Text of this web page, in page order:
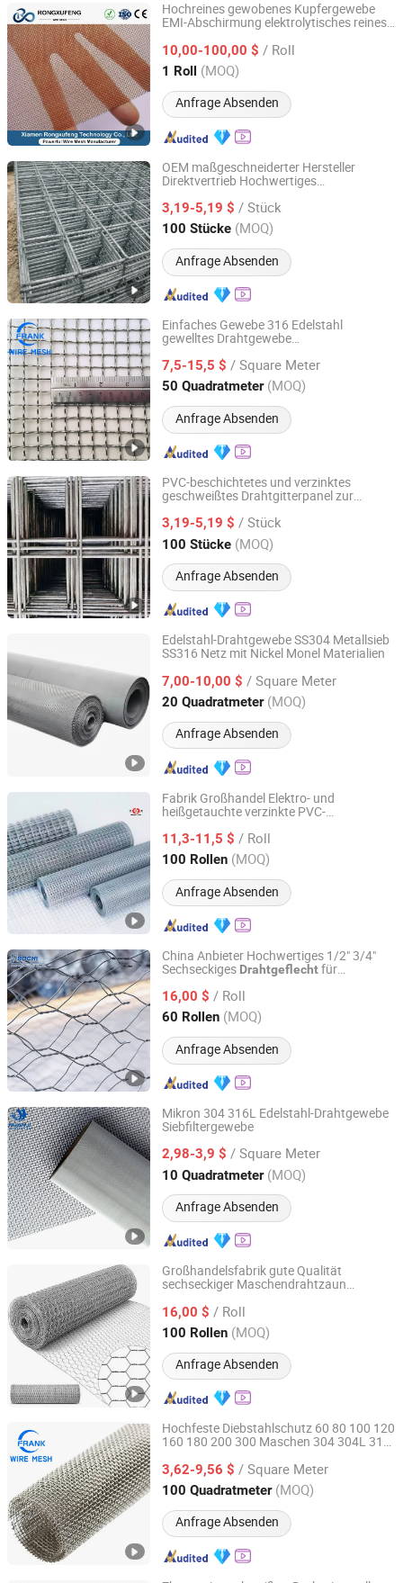
Hochreines gewobenes Kupfergewebe
EMI-Abschirmung elektrolytisches reines
Faraday-Käfig
10,00-100,00 $ / Roll
1 Roll (MOQ)
Anfrage Absenden
Xiamen Rongxufeng Technology Co., Ltd.
Fujian, China Seit 2026
OEM maßgeschneiderter Hersteller
Direktvertrieb Hochwertiges
Bauarbeiten Betonverstärkung
Stahlbewehrungsnetzplatte für
Industrieprojekte
3,19-5,19 $ / Stück
100 Stücke (MOQ)
Anfrage Absenden
SHIJIAZHUANG CHARUI TRADE CO.,LTD
Hebei, China Seit 2025
Einfaches Gewebe 316 Edelstahl
gewelltes Drahtgewebe
7,5-15,5 $ / Square Meter
50 Quadratmeter (MOQ)
Anfrage Absenden
Hebei Frank Wire Mesh Products Co., Ltd.
Hebei, China Seit 2025
PVC-beschichtetes und verzinktes
geschweißtes Drahtgitterpanel zur
Edelstahlbewehrungsstahl für langlebige
Bauanwendungen
3,19-5,19 $ / Stück
100 Stücke (MOQ)
Anfrage Absenden
SHIJIAZHUANG CHARUI TRADE CO.,LTD
Hebei, China Seit 2025
Edelstahl-Drahtgewebe SS304 Metallsieb
SS316 Netz mit Nickel Monel Materialien
7,00-10,00 $ / Square Meter
20 Quadratmeter (MOQ)
Anfrage Absenden
Tianjin Xinhaohan Building Materials Technology Co., Ltd.
Tianjin, China Seit 2025
Fabrik Großhandel Elektro- und
heißgetauchte verzinkte PVC-
Baumaterial und Zaun mit Rolle und
Paneelen
11,3-11,5 $ / Roll
100 Rollen (MOQ)
Anfrage Absenden
ANPING COUNTY HUAXING WIRE MESH CO., LTD.
Hebei, China Seit 2026
China Anbieter Hochwertiges 1/2" 3/4"
Sechseckiges Drahtgeflechtfür
16,00 $ / Roll
60 Rollen (MOQ)
Anfrage Absenden
Hebei Rochi Metal Products Co., Ltd
Hebei, China Seit 2025
Mikron 304 316L Edelstahl-Drahtgewebe
Siebfiltergewebe
2,98-3,9 $ / Square Meter
10 Quadratmeter (MOQ)
Anfrage Absenden
Hebei Huanji Metal Wire Mesh Co., Ltd.
Hebei, China Seit 2024
Großhandelsfabrik gute Qualität
sechseckiger Maschendrahtzaun
Kaninchendrahtnetz
16,00 $ / Roll
100 Rollen (MOQ)
Anfrage Absenden
Hebei Rochi Metal Products Co., Ltd
Hebei, China Seit 2025
Hochfeste Diebstahlschutz 60 80 100 120
160 180 200 300 Maschen 304 304L 316
Drahtgewebe in Bau Tür und Fenster
Diebstahlschutznetze
3,62-9,56 $ / Square Meter
100 Quadratmeter (MOQ)
Anfrage Absenden
Hebei Frank Wire Mesh Products Co., Ltd.
Hebei, China Seit 2025